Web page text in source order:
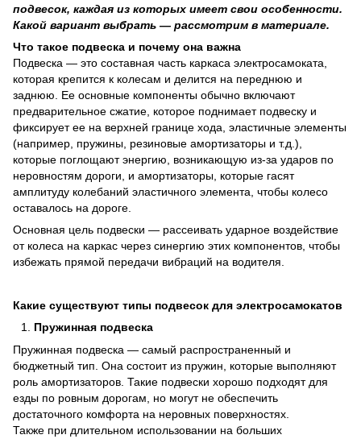
подвесок, каждая из которых имеет свои особенности.
Какой вариант выбрать — рассмотрим в материале.
Что такое подвеска и почему она важна
Подвеска — это составная часть каркаса электросамоката,
которая крепится к колесам и делится на переднюю и
заднюю. Ее основные компоненты обычно включают
предварительное сжатие, которое поднимает подвеску и
фиксирует ее на верхней границе хода, эластичные элементы
(например, пружины, резиновые амортизаторы и т.д.),
которые поглощают энергию, возникающую из-за ударов по
неровностям дороги, и амортизаторы, которые гасят
амплитуду колебаний эластичного элемента, чтобы колесо
оставалось на дороге.
Основная цель подвески — рассеивать ударное воздействие
от колеса на каркас через синергию этих компонентов, чтобы
избежать прямой передачи вибраций на водителя.
Какие существуют типы подвесок для электросамокатов
Пружинная подвеска
Пружинная подвеска — самый распространенный и
бюджетный тип. Она состоит из пружин, которые выполняют
роль амортизаторов. Такие подвески хорошо подходят для
езды по ровным дорогам, но могут не обеспечить
достаточного комфорта на неровных поверхностях.
Также при длительном использовании на больших